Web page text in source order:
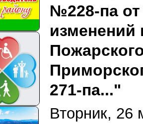
№228-па от
изменений
271-па..."
Вторник, 26